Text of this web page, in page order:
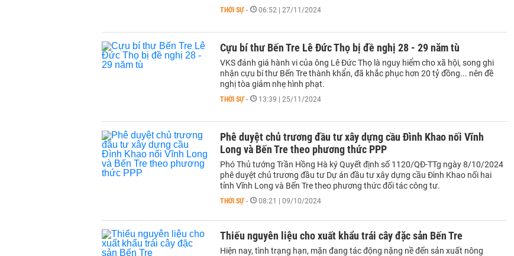
THỜI SỰ - 06:52 | 27/11/2024
Cựu bí thư Bến Tre Lê Đức Thọ bị đề nghị 28 - 29 năm tù
VKS đánh giá hành vi của ông Lê Đức Thọ là nguy hiểm cho xã hội, song ghi
nhận cựu bí thư Bến Tre thành khẩn, đã khắc phục hơn 20 tỷ đồng... nên đề
nghị tòa giảm nhẹ hình phạt.
THỜI SỰ - 13:39 | 25/11/2024
Phê duyệt chủ trương đầu tư xây dựng cầu Đình Khao nối Vĩnh
Long và Bến Tre theo phương thức PPP
Phó Thủ tướng Trần Hồng Hà ký Quyết định số 1120/QĐ-TTg ngày 8/10/2024
phê duyệt chủ trương đầu tư Dự án đầu tư xây dựng cầu Đình Khao nối hai
tỉnh Vĩnh Long và Bến Tre theo phương thức đối tác công tư.
THỜI SỰ - 08:21 | 09/10/2024
Thiếu nguyên liệu cho xuất khẩu trái cây đặc sản Bến Tre
Hiện nay, tình trạng hạn, mặn đang tác động nặng nề đến sản xuất nông